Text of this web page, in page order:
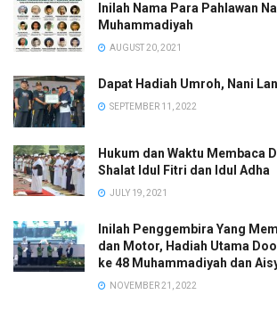
Inilah Nama Para Pahlawan
Muhammadiyah
AUGUST 20, 2021
Dapat Hadiah Umroh, Nani
SEPTEMBER 11, 2022
Hukum dan Waktu Membaca
Shalat Idul Fitri dan Idul Adha
JULY 19, 2021
Inilah Penggembira Yang
dan Motor, Hadiah Utama
ke 48 Muhammadiyah dan
NOVEMBER 21, 2022